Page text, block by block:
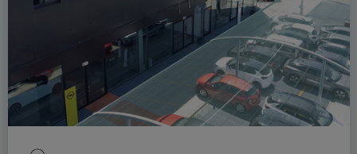
Citroen
Lexus
DR